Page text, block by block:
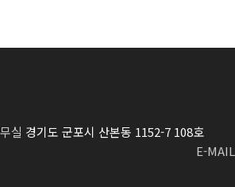
실 경기도 군포시 산본동 1152-7 108호
E-MAIL